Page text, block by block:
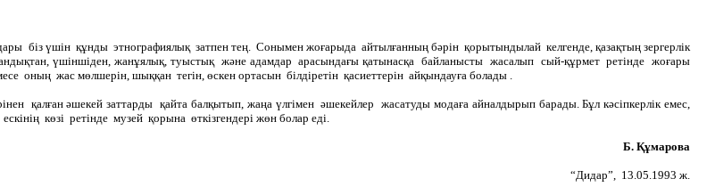
біз үшін құнды этнографиялық затпен тең. Сонымен жоғарыда айтылғанның бәрін қорытындылай келгенде, қазақтың зергерлік
үшіншіден, жанұялық, туыстық және адамдар арасындағы қатынасқа байланысты жасалып сый-құрмет ретінде жоғары
оның жас мөлшерін, шыққан тегін, өскен ортасын білдіретін қасиеттерін айқындауға болады .
қалған әшекей заттарды қайта балқытып, жаңа үлгімен әшекейлер жасатуды модаға айналдырып барады. Бұл кәсіпкерлік емес,
көзі ретінде музей қорына өткізгендері жөн болар еді.
Б. Құмарова
“Дидар”, 13.05.1993 ж.